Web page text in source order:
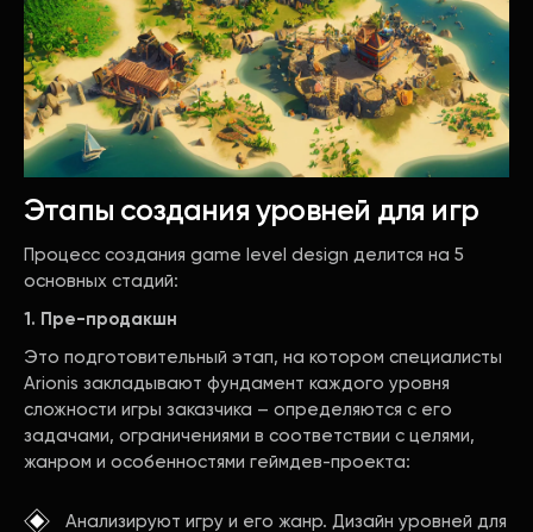
Этапы создания уровней для игр
Процесс создания game level design делится на 5
основных стадий:
1. Пре-продакшн
Это подготовительный этап, на котором специалисты
Arionis закладывают фундамент каждого уровня
сложности игры заказчика – определяются с его
задачами, ограничениями в соответствии с целями,
жанром и особенностями геймдев-проекта:
Анализируют игру и его жанр. Дизайн уровней для